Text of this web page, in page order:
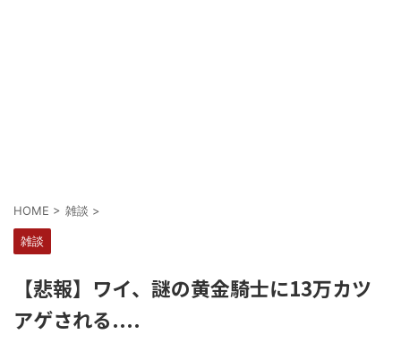
HOME > 雑談 >
雑談
【悲報】ワイ、謎の黄金騎士に13万カツ
アゲされる....